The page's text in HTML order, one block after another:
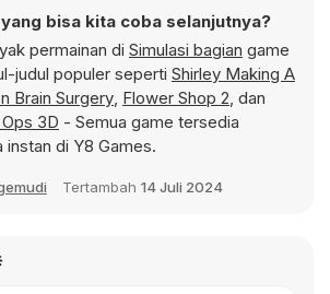
bisa kita coba selanjutnya?
permainan di Simulasi bagian game
judul populer seperti Shirley Making A
Brain Surgery, Flower Shop 2, dan
3D - Semua game tersedia
instan di Y8 Games.
Tertambah 14 Juli 2024